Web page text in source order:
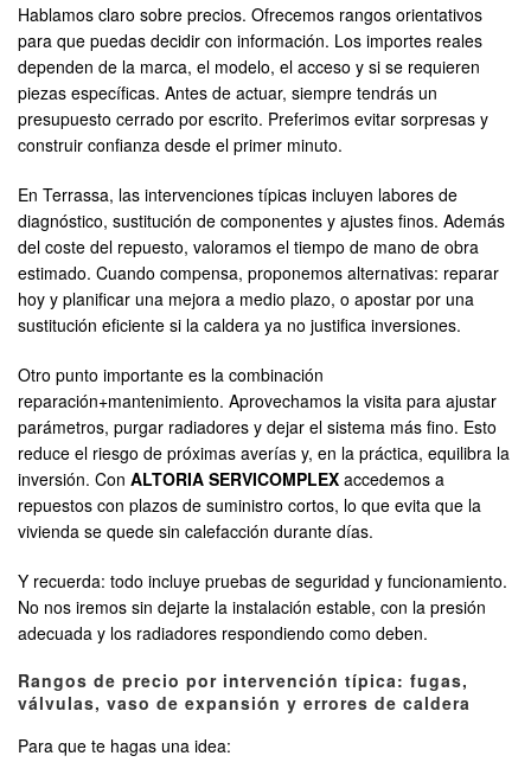
Hablamos claro sobre precios. Ofrecemos rangos orientativos
para que puedas decidir con información. Los importes reales
dependen de la marca, el modelo, el acceso y si se requieren
piezas específicas. Antes de actuar, siempre tendrás un
presupuesto cerrado por escrito. Preferimos evitar sorpresas y
construir confianza desde el primer minuto.
En Terrassa, las intervenciones típicas incluyen labores de
diagnóstico, sustitución de componentes y ajustes finos. Además
del coste del repuesto, valoramos el tiempo de mano de obra
estimado. Cuando compensa, proponemos alternativas: reparar
hoy y planificar una mejora a medio plazo, o apostar por una
sustitución eficiente si la caldera ya no justifica inversiones.
Otro punto importante es la combinación
reparación+mantenimiento. Aprovechamos la visita para ajustar
parámetros, purgar radiadores y dejar el sistema más fino. Esto
reduce el riesgo de próximas averías y, en la práctica, equilibra la
inversión. Con ALTORIA SERVICOMPLEX accedemos a
repuestos con plazos de suministro cortos, lo que evita que la
vivienda se quede sin calefacción durante días.
Y recuerda: todo incluye pruebas de seguridad y funcionamiento.
No nos iremos sin dejarte la instalación estable, con la presión
adecuada y los radiadores respondiendo como deben.
Rangos de precio por intervención típica: fugas,
válvulas, vaso de expansión y errores de caldera
Para que te hagas una idea: